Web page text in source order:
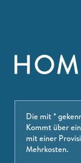
Die mit *
Kommt über
mit einer
Mehrkosten.